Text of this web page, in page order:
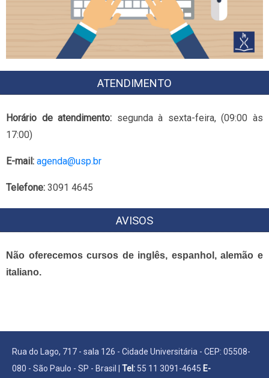
ATENDIMENTO
Horário de atendimento: segunda à sexta-feira, (09:00 às
17:00)
E-mail: agenda@usp.br
Telefone: 3091 4645
AVISOS
Não oferecemos cursos de inglês, espanhol, alemão e
italiano.
Rua do Lago, 717 - sala 126 - Cidade Universitária - CEP: 05508-
080 - São Paulo - SP - Brasil | Tel: 55 11 3091-4645 E-